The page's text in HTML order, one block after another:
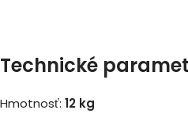
Technické
Hmotnosť: 12 kg